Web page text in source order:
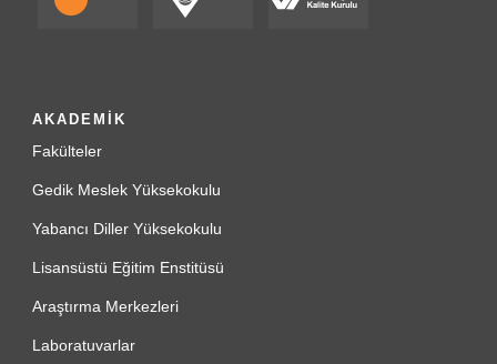
AKADEMİK
Fakülteler
Gedik Meslek Yüksekokulu
Yabancı Diller Yüksekokulu
Lisansüstü Eğitim Enstitüsü
Araştırma Merkezleri
Laboratuvarlar